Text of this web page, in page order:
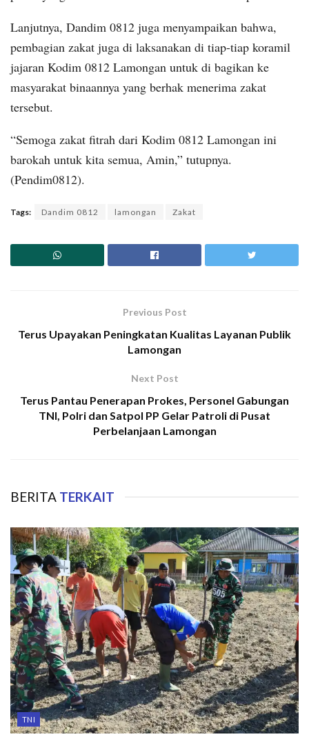
Lanjutnya, Dandim 0812 juga menyampaikan bahwa,
pembagian zakat juga di laksanakan di tiap-tiap koramil
jajaran Kodim 0812 Lamongan untuk di bagikan ke
masyarakat binaannya yang berhak menerima zakat
tersebut.
“Semoga zakat fitrah dari Kodim 0812 Lamongan ini
barokah untuk kita semua, Amin,” tutupnya.
(Pendim0812).
Tags: Dandim 0812 lamongan Zakat
Previous Post
Terus Upayakan Peningkatan Kualitas Layanan Publik
Lamongan
Next Post
Terus Pantau Penerapan Prokes, Personel Gabungan
TNI, Polri dan Satpol PP Gelar Patroli di Pusat
Perbelanjaan Lamongan
BERITA TERKAIT
TNI